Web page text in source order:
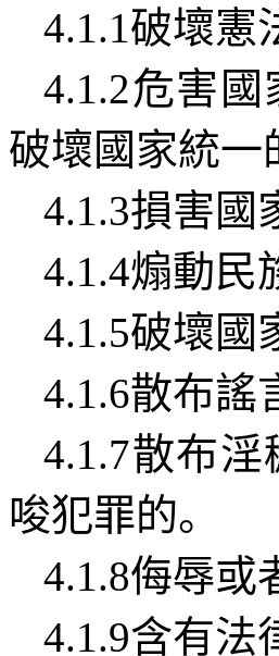
4.1.1破壞憲
4.1.2危害國
破壞國家統一
4.1.3損害國
4.1.4煽動民
4.1.5破壞國
4.1.6散布謠
4.1.7散布淫
唆犯罪的。
4.1.8侮辱或
4.1.9含有法